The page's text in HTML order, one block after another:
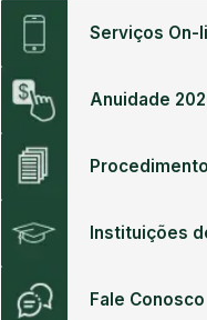
Serviços On-
Anuidade
Instituições
Fale Conosco